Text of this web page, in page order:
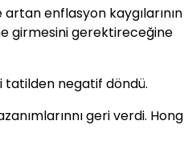
enflasyon kaygılarının
girmesini gerektireceğine
tatilden negatif döndü.
geri verdi. Hong